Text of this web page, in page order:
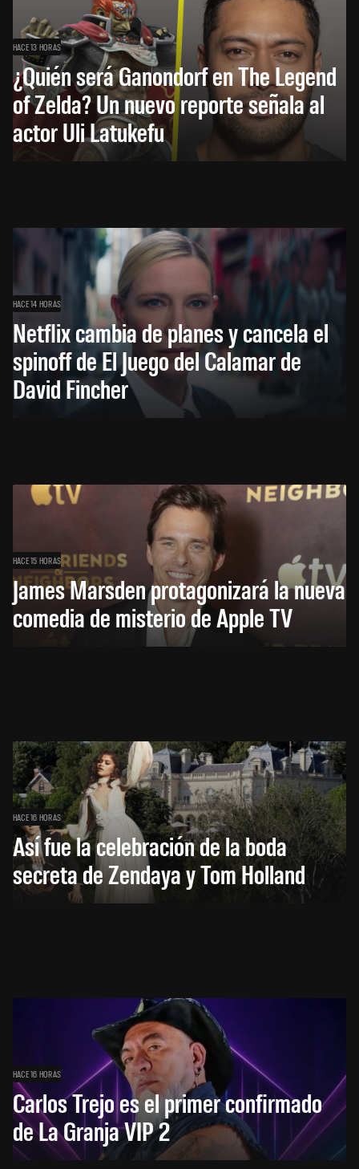
HACE 13 HORAS
¿Quién será Ganondorf en The Legend
of Zelda? Un nuevo reporte señala al
actor Uli Latukefu
HACE 14 HORAS
Netflix cambia de planes y cancela el
spinoff de El Juego del Calamar de
David Fincher
HACE 15 HORAS
James Marsden protagonizará la nueva
comedia de misterio de Apple TV
HACE 16 HORAS
Así fue la celebración de la boda
secreta de Zendaya y Tom Holland
HACE 16 HORAS
Carlos Trejo es el primer confirmado
de La Granja VIP 2